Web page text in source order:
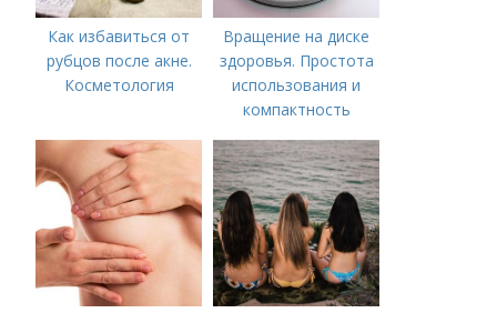
Как избавиться от
рубцов после акне.
Косметология
Вращение на диске
здоровья. Простота
использования и
компактность